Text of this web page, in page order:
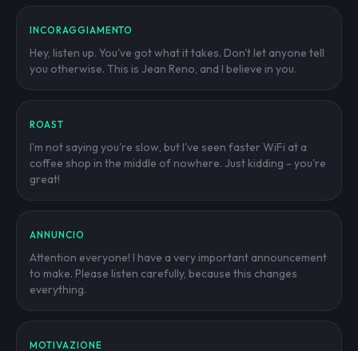
INCORAGGIAMENTO
Hey, listen up. You've got what it takes. Don't let anyone tell
you otherwise. This is Jean Reno, and I believe in you.
ROAST
I'm not saying you're slow, but I've seen faster WiFi at a
coffee shop in the middle of nowhere. Just kidding - you're
great!
ANNUNCIO
Attention everyone! I have a very important announcement
to make. Please listen carefully, because this changes
everything.
MOTIVAZIONE